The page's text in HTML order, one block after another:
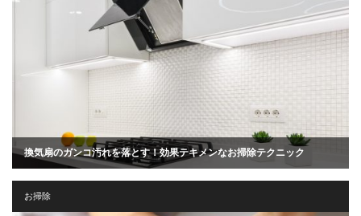
換気扇のガンコ汚れを落とす！効果テキメンなお掃除テクニック
お掃除